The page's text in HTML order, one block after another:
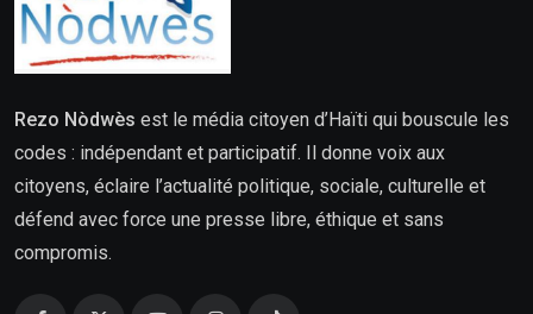
Rezo Nòdwès est le média citoyen d’Haïti qui bouscule les
codes : indépendant et participatif. Il donne voix aux
citoyens, éclaire l’actualité politique, sociale, culturelle et
défend avec force une presse libre, éthique et sans
compromis.